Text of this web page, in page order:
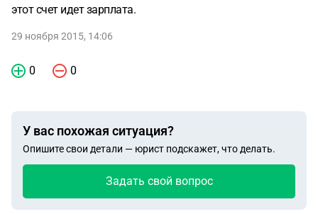
этот счет идет зарплата.
29 ноября 2015, 14:06
0 0
У вас похожая ситуация?
Опишите свои детали — юрист подскажет, что делать.
Задать свой вопрос